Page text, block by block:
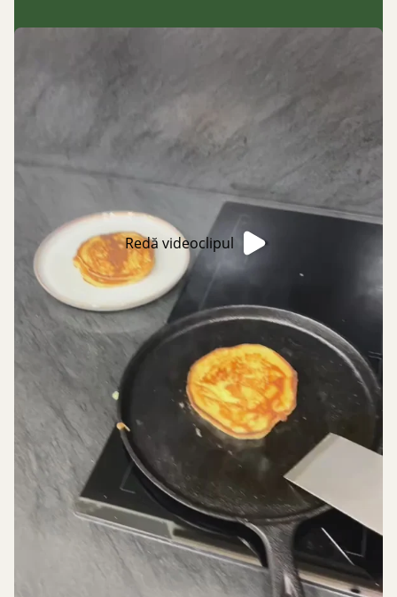
Redă videoclipul